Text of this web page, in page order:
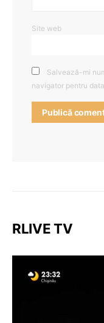
Site web
Salvează-mi
navigator pentru
RLIVE TV